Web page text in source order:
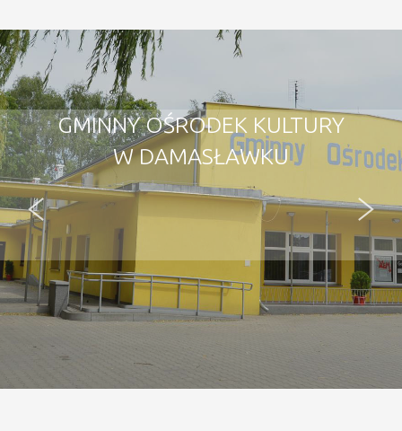
GMINNY OŚRODEK KULTURY
W DAMASŁAWKU